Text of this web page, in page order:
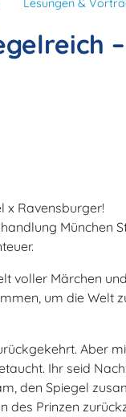
Lesungen &
x Ravensburger!
München
voller Märchen
um die Welt
Aber
Ihr seid
den Spiegel
Prinzen